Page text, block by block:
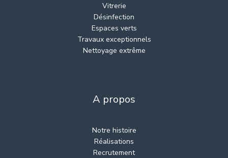
Vitrerie
Désinfection
Espaces verts
Travaux exceptionnels
Nettoyage extrême
A propos
Notre histoire
Réalisations
Recrutement